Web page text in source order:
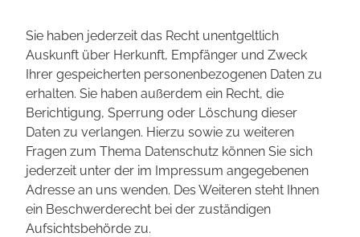
Sie haben jederzeit das Recht unentgeltlich
Auskunft über Herkunft, Empfänger und Zweck
Ihrer gespeicherten personenbezogenen Daten zu
erhalten. Sie haben außerdem ein Recht, die
Berichtigung, Sperrung oder Löschung dieser
Daten zu verlangen. Hierzu sowie zu weiteren
Fragen zum Thema Datenschutz können Sie sich
jederzeit unter der im Impressum angegebenen
Adresse an uns wenden. Des Weiteren steht Ihnen
ein Beschwerderecht bei der zuständigen
Aufsichtsbehörde zu.